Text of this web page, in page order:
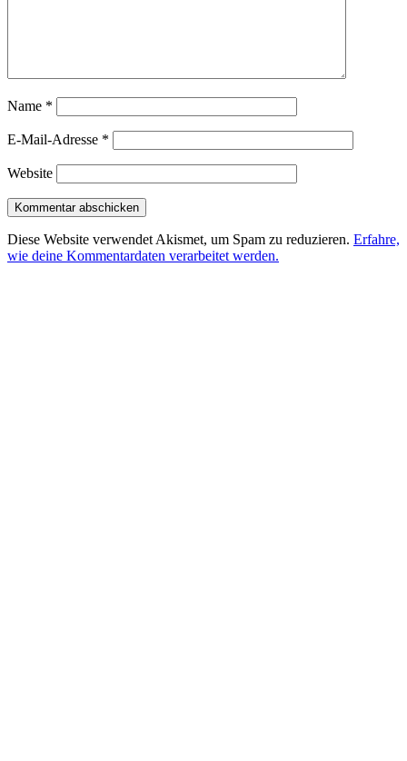
Name *
E-Mail-Adresse *
Website
Diese Website verwendet Akismet, um Spam zu reduzieren. Erfahre,
wie deine Kommentardaten verarbeitet werden.